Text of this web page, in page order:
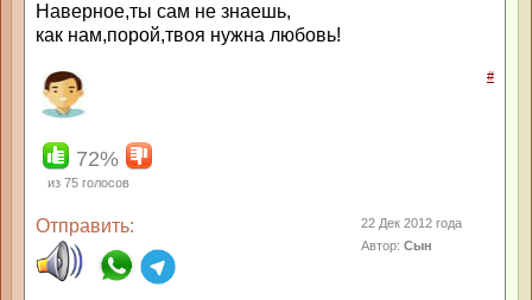
Наверное,ты сам не знаешь,
как нам,порой,твоя нужна любовь!
#
72%
из 75 голосов
Отправить:
22 Дек 2012 года
Автор:Сын